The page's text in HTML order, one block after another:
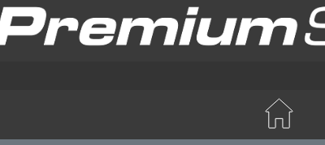
CLA
CLK